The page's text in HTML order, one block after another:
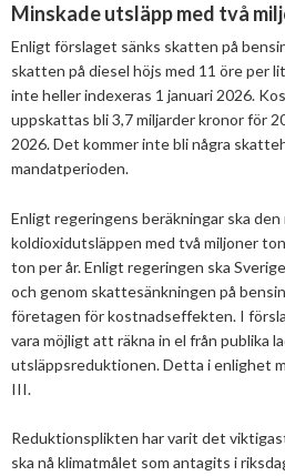
Februari
Mars
Februari
Mars
April
Mars
Juni
Maj
Januari
September
Juni
Januari
September
Juli
Mars
Februari
April
Mars
November
Oktober
Juni
April
Februari
2016
November
Augusti
Juli
Maj
Mars
2015
September
Augusti
Maj
Februari
Juni
Maj
Mars
Januari
November
Oktober
Augusti
April
2012
December
September
Juli
2011
November
September
December
September
2009
November
December
2007
Svebios vår- och årsmöteskonferens
Avslutade projekt
Nätverk och samarbeten
BioDriv
Jan Häckners bioenergistipendium
Integritetspolicy (GDPR)
Minskade utsläpp med två
Enligt förslaget sänks skatten på
skatten på diesel höjs med 11 öre per
inte heller indexeras 1 januari 2026.
uppskattas bli 3,7 miljarder kronor för
2026. Det kommer inte bli några
mandatperioden.
Enligt regeringens beräkningar ska
koldioxidutsläppen med två miljoner
ton per år. Enligt regeringen ska
och genom skattesänkningen på
företagen för kostnadseffekten. I
vara möjligt att räkna in el från publika
utsläppsreduktionen. Detta i enlighet
III.
Reduktionsplikten har varit det
ska nå klimatmålet som antagits i